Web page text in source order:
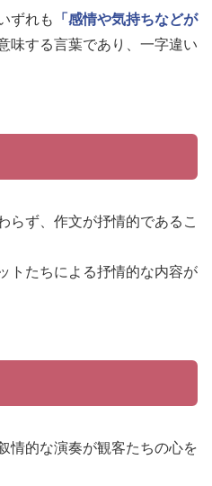
ずれも
「感情や気持ちなどが
味する言葉であり、一字違い
らず、作文が抒情的であるこ
トたちによる抒情的な内容が
情的な演奏が観客たちの心を